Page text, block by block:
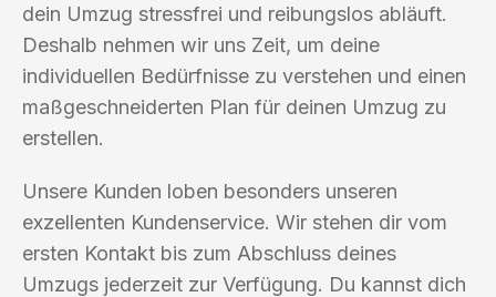
dein Umzug stressfrei und reibungslos abläuft.
Deshalb nehmen wir uns Zeit, um deine
individuellen Bedürfnisse zu verstehen und einen
maßgeschneiderten Plan für deinen Umzug zu
erstellen.
Unsere Kunden loben besonders unseren
exzellenten Kundenservice. Wir stehen dir vom
ersten Kontakt bis zum Abschluss deines
Umzugs jederzeit zur Verfügung. Du kannst dich